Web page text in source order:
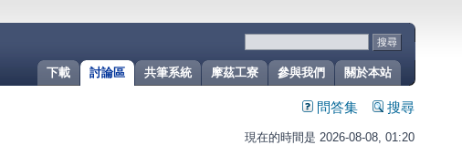
關於本站
參與我們
摩茲工寮
共筆系統
討論區
下載
問答集 搜尋
現在的時間是 2026-08-08, 01:20